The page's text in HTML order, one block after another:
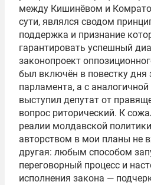
между Кишинёвом и
сути, являлся сводом
поддержка и признание
гарантировать успешный
законопроект
был включён в повестку дня
парламента, а с
выступил депутат от
вопрос риторический. К
реалии молдавской
авторством в мои планы не
другая: любым способом
переговорный процесс и
исполнения закона —